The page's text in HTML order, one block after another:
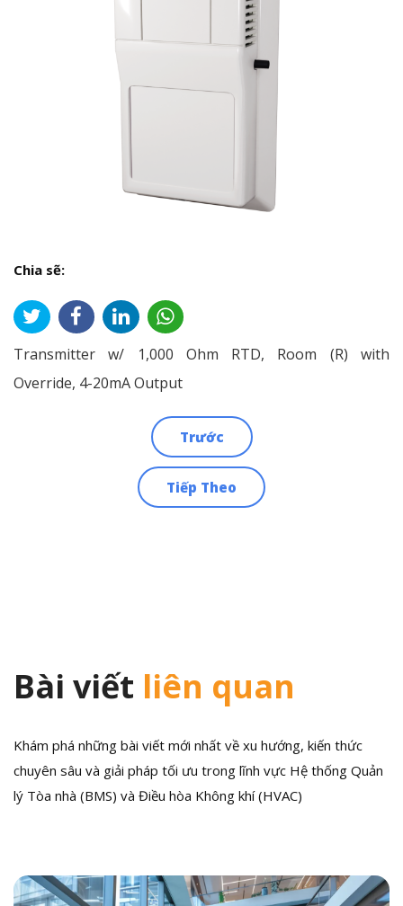
Chia sẽ:
Transmitter w/ 1,000 Ohm RTD, Room (R) with
Override, 4-20mA Output
Trước
Tiếp Theo
Bài viết liên quan
Khám phá những bài viết mới nhất về xu hướng, kiến thức
chuyên sâu và giải pháp tối ưu trong lĩnh vực Hệ thống Quản
lý Tòa nhà (BMS) và Điều hòa Không khí (HVAC)